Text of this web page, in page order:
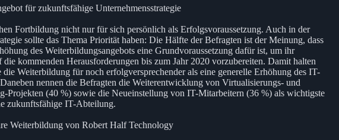
für zukunftsfähige Unternehmensstrategie
Fortbildung nicht nur für sich persönlich als Erfolgsvoraussetzung. Auch in der
sollte das Thema Priorität haben: Die Hälfte der Befragten ist der Meinung, dass
des Weiterbildungsangebots eine Grundvoraussetzung dafür ist, um ihr
die kommenden Herausforderungen bis zum Jahr 2020 vorzubereiten. Damit halten
Weiterbildung für noch erfolgversprechender als eine generelle Erhöhung des IT-
nennen die Befragten die Weiterentwicklung von Virtualisierungs- und
Projekten (40 %) sowie die Neueinstellung von IT-Mitarbeitern (36 %) als wichtigste
zukunftsfähige IT-Abteilung.
Weiterbildung von Robert Half Technology